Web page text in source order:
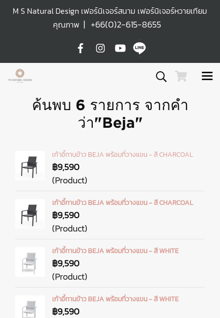
M S Natural Design เฟอร์นิเจอร์สนาม เฟอร์นิเจอร์หวายเทียม
คุณภาพ | +66(0)2-615-8655
ค้นพบ 6 รายการ จากคำ
ว่า"Beja"
เก้าอี้ทานข้าว BEJA พร้อมที่วางแขน - สี CHARCOAL
฿9,590
(Product)
เก้าอี้ทานข้าว BEJA พร้อมที่วางแขน - สี CHARCOAL
฿9,590
(Product)
เก้าอี้ทานข้าว BEJA พร้อมที่วางแขน - สี WHITE
฿9,590
(Product)
เก้าอี้ทานข้าว BEJA พร้อมที่วางแขน - สี WHITE
฿9,590